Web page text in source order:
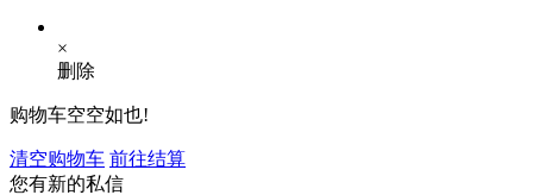
×
删除
购物车空空如也!
清空购物车 前往结算
您有新的私信